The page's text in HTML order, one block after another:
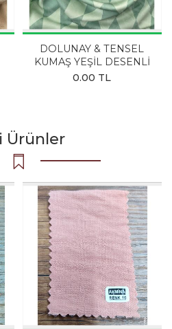
DOLUNAY & TENSEL
KUMAŞ YEŞİL DESENLİ
0.00 TL
Ürünler